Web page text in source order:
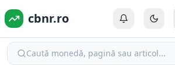
cbnr.ro Autentificare
Caută monedă, pagină sau articol...